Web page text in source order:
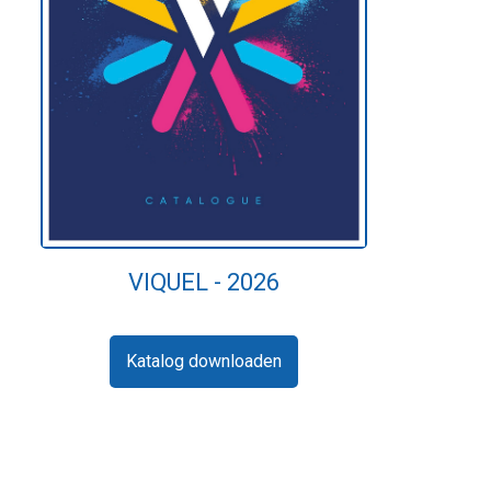
VIQUEL - 2026
Katalog downloaden